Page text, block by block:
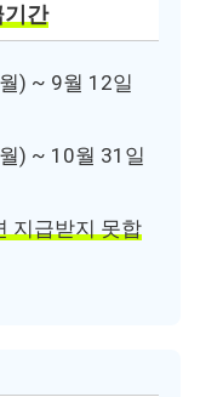
기간
) ~ 9월 12일
) ~ 10월 31일
지급받지 못합